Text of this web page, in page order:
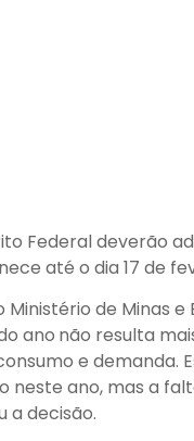
Federal deverão
até o dia 17 de
Ministério de Minas
ano não resulta
e demanda.
neste ano, mas a
a decisão.